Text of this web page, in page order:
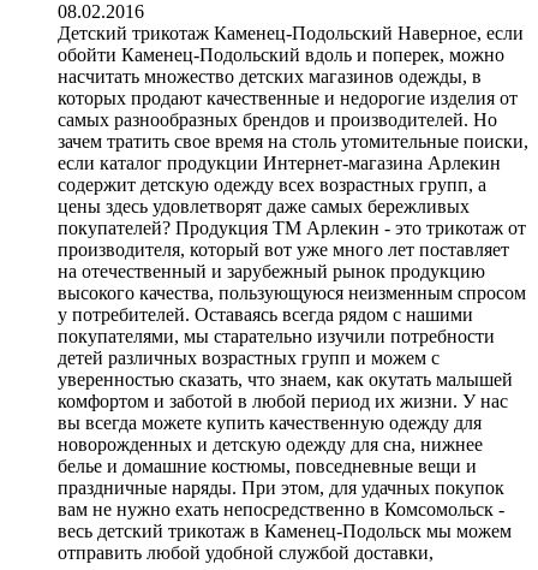
08.02.2016
Детский трикотаж Каменец-Подольский Наверное, если
обойти Каменец-Подольский вдоль и поперек, можно
насчитать множество детских магазинов одежды, в
которых продают качественные и недорогие изделия от
самых разнообразных брендов и производителей. Но
зачем тратить свое время на столь утомительные поиски,
если каталог продукции Интернет-магазина Арлекин
содержит детскую одежду всех возрастных групп, а
цены здесь удовлетворят даже самых бережливых
покупателей? Продукция ТМ Арлекин - это трикотаж от
производителя, который вот уже много лет поставляет
на отечественный и зарубежный рынок продукцию
высокого качества, пользующуюся неизменным спросом
у потребителей. Оставаясь всегда рядом с нашими
покупателями, мы старательно изучили потребности
детей различных возрастных групп и можем с
уверенностью сказать, что знаем, как окутать малышей
комфортом и заботой в любой период их жизни. У нас
вы всегда можете купить качественную одежду для
новорожденных и детскую одежду для сна, нижнее
белье и домашние костюмы, повседневные вещи и
праздничные наряды. При этом, для удачных покупок
вам не нужно ехать непосредственно в Комсомольск -
весь детский трикотаж в Каменец-Подольск мы можем
отправить любой удобной службой доставки,